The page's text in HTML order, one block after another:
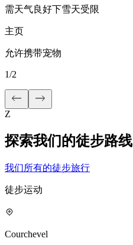
需天气良好下雪天受限
主页
允许携带宠物
1/2
Z
探索我们的徒步路线
我们所有的徒步旅行
徒步运动
Courchevel